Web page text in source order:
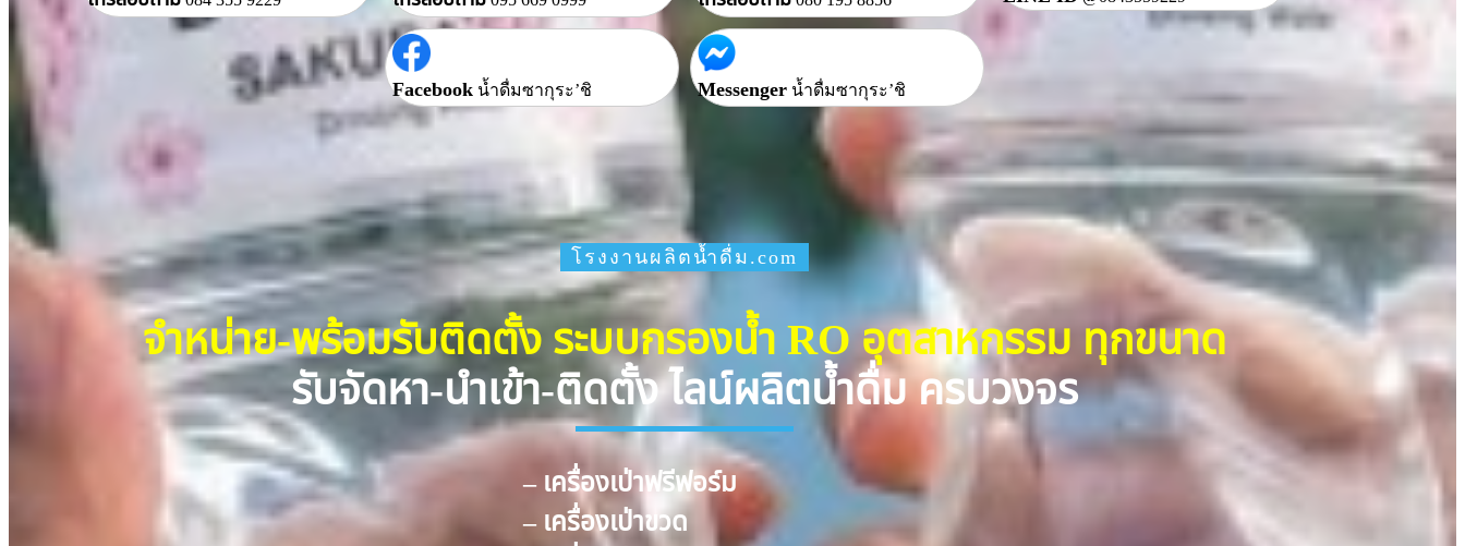
Facebook น้ำดื่มซากุระ’ชิ Messenger น้ำดื่มซากุระ’ชิ
โรงงานผลิตน้ำดื่ม.com
จำหน่าย-พร้อมรับติดตั้ง ระบบกรองน้ำ RO อุตสาหกรรม ทุกขนาด
รับจัดหา-นำเข้า-ติดตั้ง ไลน์ผลิตน้ำดื่ม ครบวงจร
– เครื่องเป่าฟรีฟอร์ม
– เครื่องเป่าขวด